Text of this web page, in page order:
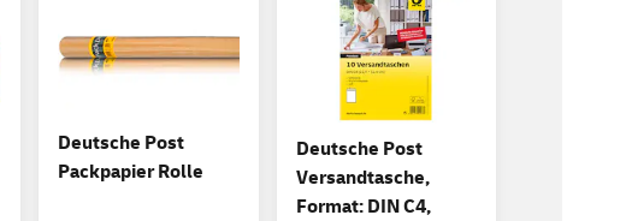
Deutsche Post
Packpapier Rolle
Deutsche Post
Versandtasche,
Format: DIN C4,